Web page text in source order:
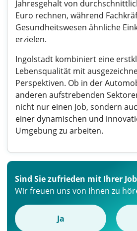
Jahresgehalt von
Euro rechnen, während
Gesundheitswesen ähnliche
erzielen.
Ingolstadt kombiniert eine
Lebensqualität mit
Perspektiven. Ob in der
anderen aufstrebenden
nicht nur einen Job, sondern
einer dynamischen und
Umgebung zu arbeiten.
Sind Sie zufrieden mit Ihrer
Wir freuen uns von Ihnen zu
Ja